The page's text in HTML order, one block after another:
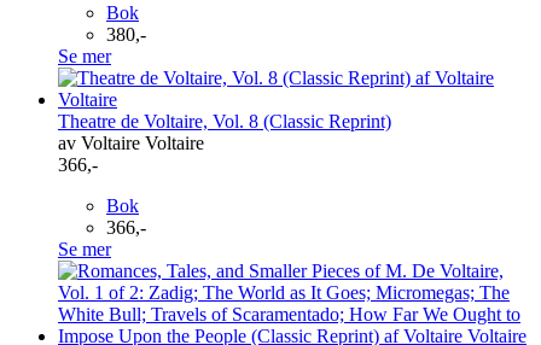
Bok
380,-
Se mer
Theatre de Voltaire, Vol. 8 (Classic Reprint)
av Voltaire Voltaire
366,-
Bok
366,-
Se mer